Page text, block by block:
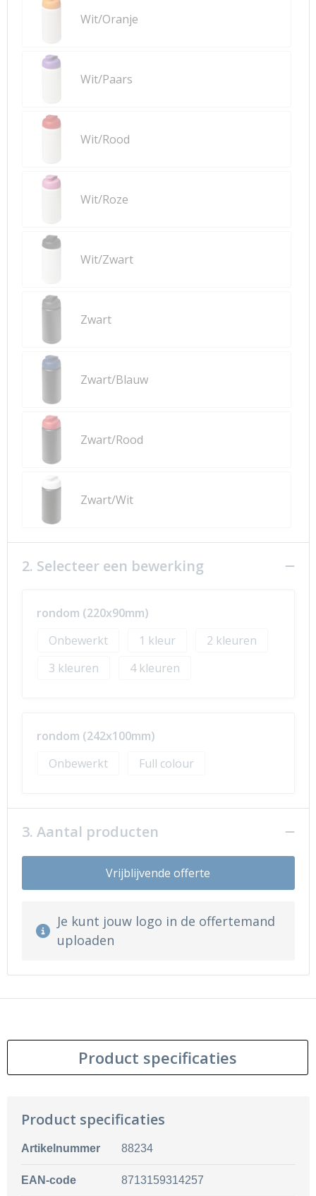
Wit/Oranje
Wit/Paars
Wit/Rood
Wit/Roze
Wit/Zwart
Zwart
Zwart/Blauw
Zwart/Rood
Zwart/Wit
2. Selecteer een bewerking
rondom (220x90mm)
Onbewerkt
1
2
3
4
rondom (242x100mm)
Onbewerkt
Full colour
3. Aantal producten
Vrijblijvende offerte
Je kunt jouw logo in de offertemand
uploaden
Product specificaties
Product specificaties
Artikelnummer 88234
EAN-code 8713159314257